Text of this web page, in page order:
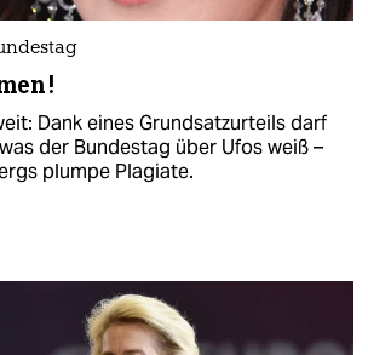
Dank eines Grundsatzurteils darf
der Bundestag über Ufos weiß –
plumpe Plagiate.